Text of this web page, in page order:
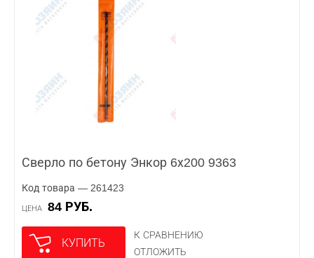
Сверло по бетону Энкор 6х200 9363
Код товара — 261423
ЦЕНА 84 РУБ.
КУПИТЬ
К СРАВНЕНИЮ
ОТЛОЖИТЬ